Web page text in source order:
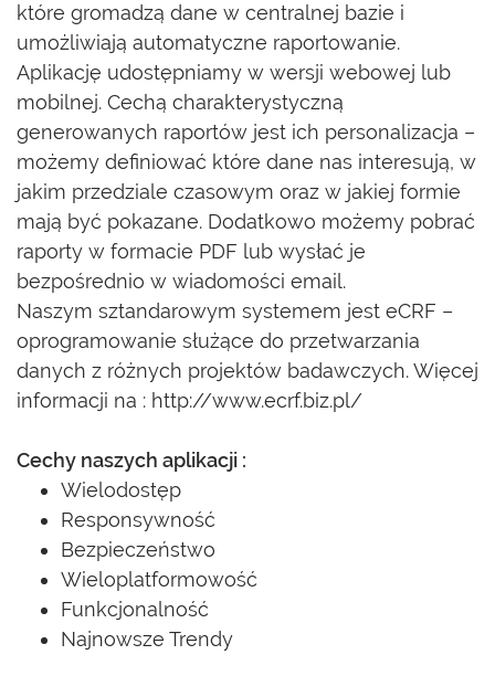
które gromadzą dane w centralnej bazie i
umożliwiają automatyczne raportowanie.
Aplikację udostępniamy w wersji webowej lub
mobilnej. Cechą charakterystyczną
generowanych raportów jest ich personalizacja –
możemy definiować które dane nas interesują, w
jakim przedziale czasowym oraz w jakiej formie
mają być pokazane. Dodatkowo możemy pobrać
raporty w formacie PDF lub wysłać je
bezpośrednio w wiadomości email.
Naszym sztandarowym systemem jest eCRF –
oprogramowanie służące do przetwarzania
danych z różnych projektów badawczych. Więcej
informacji na : http://www.ecrf.biz.pl/
Cechy naszych aplikacji :
Wielodostęp
Responsywność
Bezpieczeństwo
Wieloplatformowość
Funkcjonalność
Najnowsze Trendy